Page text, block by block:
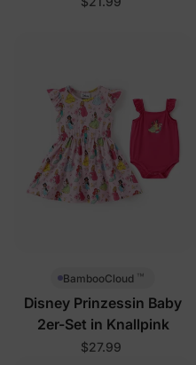
BambooCloud ™
Disney Prinzessin Baby
2er-Set in Knallpink
$27.99